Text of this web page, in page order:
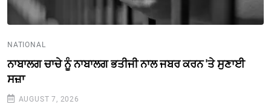
NATIONAL
ਨਾਬਾਲਗ ਚਾਚੇ ਨੂੰ ਨਾਬਾਲਗ ਭਤੀਜੀ ਨਾਲ ਜਬਰ ਕਰਨ 'ਤੇ ਸੁਣਾਈ
ਸਜ਼ਾ
AUGUST 7, 2026